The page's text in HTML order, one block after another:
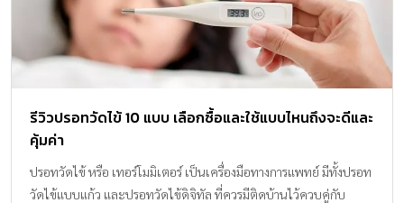
รีวิวปรอทวัดไข้ 10 แบบ เลือกซื้อและใช้แบบไหนถึงจะดีและ
คุ้มค่า
ปรอทวัดไข้ หรือ เทอร์โมมิเตอร์ เป็นเครื่องมือทางการแพทย์ มีทั้งปรอท
วัดไข้แบบแก้ว และปรอทวัดไข้ดิจิทัล ที่ควรมีติดบ้านไว้ควบคู่กับ